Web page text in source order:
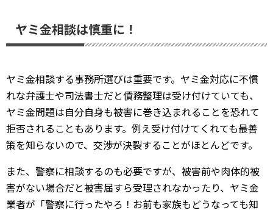
ヤミ金相談は慎重に！
ヤミ金相談する事務所選びは重要です。ヤミ金対応に不慣
れな弁護士や司法書士だと債務整理は受け付けていても、
ヤミ金問題は自分自身も被害に巻き込まれることを恐れて
拒否されることもあります。例え受け付けてくれても最善
策を知らないので、交渉が決裂することがほとんどです。
また、警察に相談するのも必要ですが、被害前や肉体的被
害がない場合だと被害届すら受理されなかったり、ヤミ金
業者が「警察に行ったやろ！お前も家族もどうなっても知